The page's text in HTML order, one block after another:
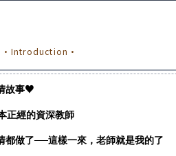
·Introduction·
故事♥
正經的資深教師
做了──這樣一來，老師就是我的了